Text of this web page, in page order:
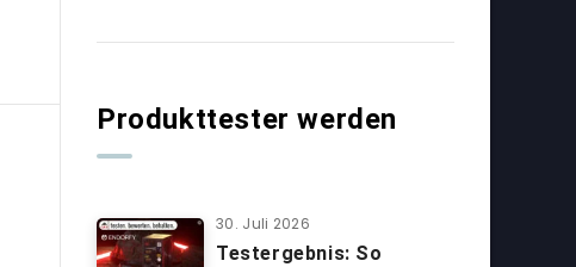
Produkttester werden
30. Juli 2026
Testergebnis: So